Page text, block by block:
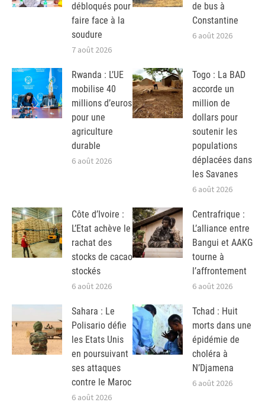
débloqués pour
faire face à la
soudure
7 août 2026
de bus à
Constantine
6 août 2026
Rwanda : L’UE
mobilise 40
millions d’euros
pour une
agriculture
durable
6 août 2026
Togo : La BAD
accorde un
million de
dollars pour
soutenir les
populations
déplacées dans
les Savanes
6 août 2026
Côte d’Ivoire :
L’Etat achève le
rachat des
stocks de cacao
stockés
6 août 2026
Centrafrique :
L’alliance entre
Bangui et AAKG
tourne à
l’affrontement
6 août 2026
Sahara : Le
Polisario défie
les Etats Unis
en poursuivant
ses attaques
contre le Maroc
6 août 2026
Tchad : Huit
morts dans une
épidémie de
choléra à
N’Djamena
6 août 2026